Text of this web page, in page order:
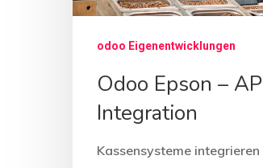
odoo Eigenentwicklungen
Odoo Epson –
Integration
Kassensysteme